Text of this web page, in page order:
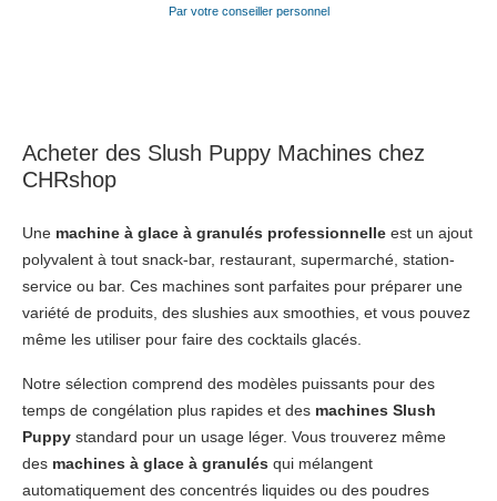
Par votre conseiller personnel
Acheter des Slush Puppy Machines chez
CHRshop
Une machine à glace à granulés professionnelle est un ajout
polyvalent à tout snack-bar, restaurant, supermarché, station-
service ou bar. Ces machines sont parfaites pour préparer une
variété de produits, des slushies aux smoothies, et vous pouvez
même les utiliser pour faire des cocktails glacés.
Notre sélection comprend des modèles puissants pour des
temps de congélation plus rapides et des machines Slush
Puppy standard pour un usage léger. Vous trouverez même
des machines à glace à granulés qui mélangent
automatiquement des concentrés liquides ou des poudres